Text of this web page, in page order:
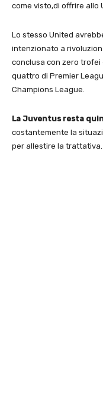
come visto,di offrire
Lo stesso United
intenzionato a
conclusa con zero trofei
quattro di Premier
Champions League.
La Juventus resta
costantemente la
per allestire la trattativa.